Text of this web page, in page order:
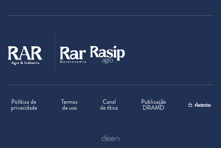
Política de
privacidade
Termos
de uso
Canal
de ética
Publicação
DRAMD Acesso restrito